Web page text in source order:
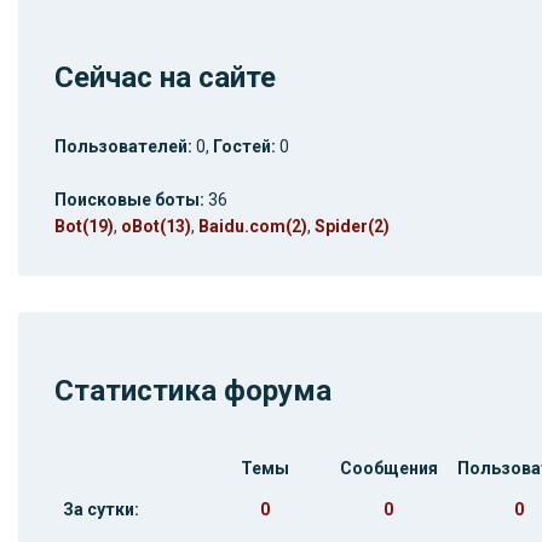
Сейчас на сайте
Пользователей: 0, Гостей: 0
Поисковые боты: 36
Bot(19), oBot(13), Baidu.com(2), Spider(2)
Статистика форума
Темы Сообщения
За сутки: 0 0 0